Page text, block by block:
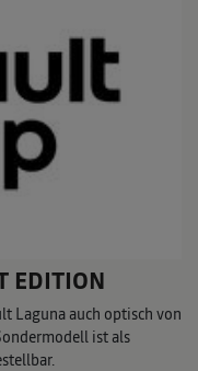
EDITION
Laguna auch optisch von
ist als